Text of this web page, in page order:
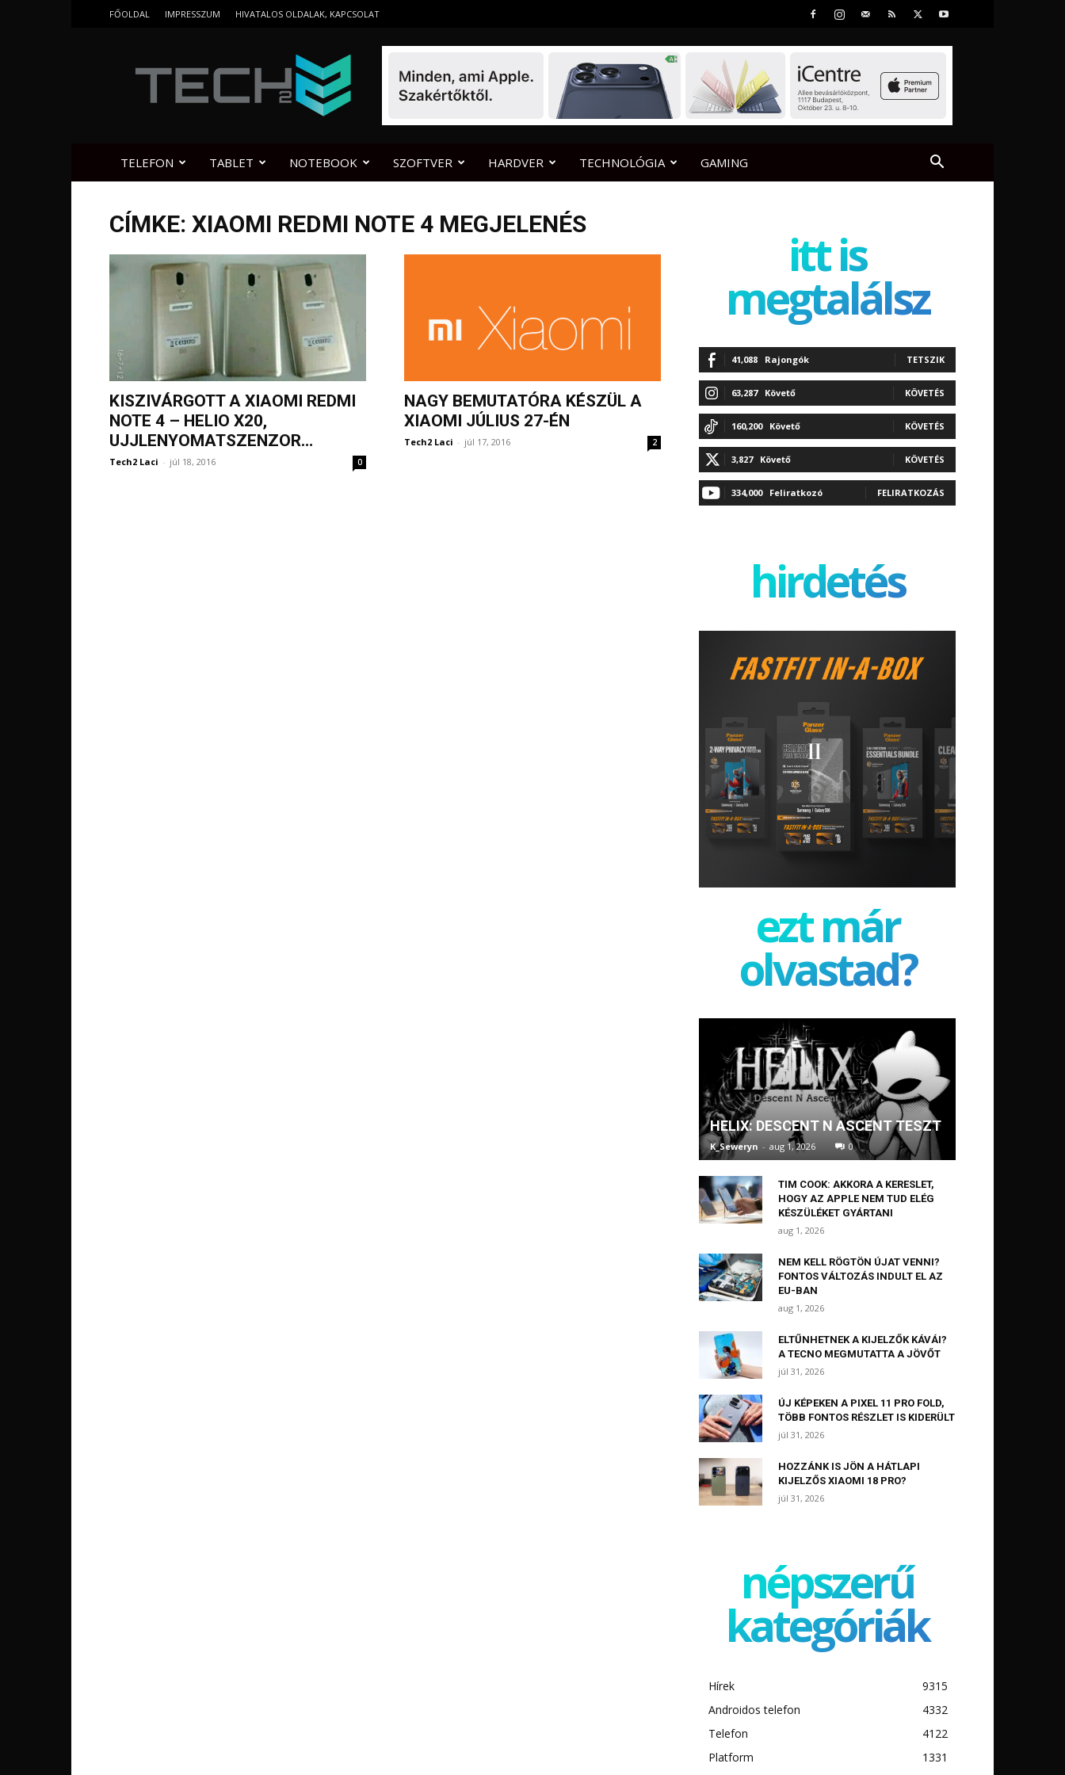
FŐOLDAL IMPRESSZUM HIVATALOS OLDALAK, KAPCSOLAT
TELEFON TABLET NOTEBOOK SZOFTVER HARDVER TECHNOLÓGIA GAMING
CÍMKE: XIAOMI REDMI NOTE 4 MEGJELENÉS
KISZIVÁRGOTT A XIAOMI REDMI
NOTE 4 – HELIO X20,
UJJLENYOMATSZENZOR…
Tech2 Laci - júl 18, 2016 0
NAGY BEMUTATÓRA KÉSZÜL A
XIAOMI JÚLIUS 27-ÉN
Tech2 Laci - júl 17, 2016 2
itt is
megtalálsz
41,088 Rajongók TETSZIK
63,287 Követő KÖVETÉS
160,200 Követő KÖVETÉS
3,827 Követő KÖVETÉS
334,000 Feliratkozó FELIRATKOZÁS
hirdetés
ezt már
olvastad?
HELIX: DESCENT N ASCENT TESZT
K_Seweryn - aug 1, 2026 0
TIM COOK: AKKORA A KERESLET,
HOGY AZ APPLE NEM TUD ELÉG
KÉSZÜLÉKET GYÁRTANI
aug 1, 2026
NEM KELL RÖGTÖN ÚJAT VENNI?
FONTOS VÁLTOZÁS INDULT EL AZ
EU-BAN
aug 1, 2026
ELTŰNHETNEK A KIJELZŐK KÁVÁI?
A TECNO MEGMUTATTA A JÖVŐT
júl 31, 2026
ÚJ KÉPEKEN A PIXEL 11 PRO FOLD,
TÖBB FONTOS RÉSZLET IS KIDERÜLT
júl 31, 2026
HOZZÁNK IS JÖN A HÁTLAPI
KIJELZŐS XIAOMI 18 PRO?
júl 31, 2026
népszerű
kategóriák
Hírek
9315
Androidos telefon
4332
Telefon
4122
Platform
1331